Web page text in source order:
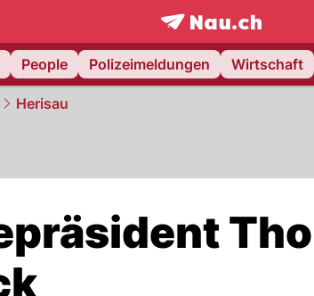
frontpage.NAU.ch
People Polizeimeldungen Wirtschaft
Herisau